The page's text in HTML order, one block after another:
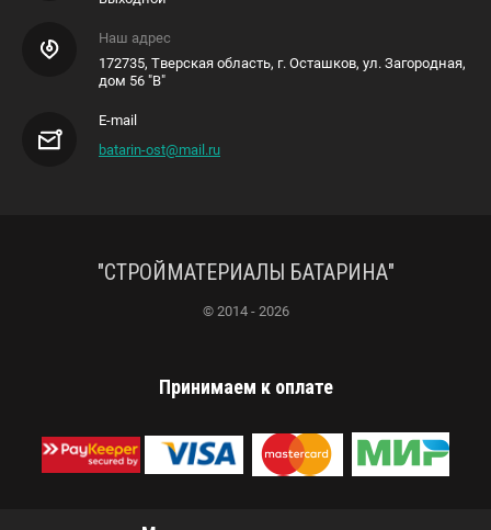
Наш адрес
172735, Тверская область, г. Осташков, ул. Загородная,
дом 56 "В"
E-mail
batarin-ost@mail.ru
"СТРОЙМАТЕРИАЛЫ БАТАРИНА"
© 2014 - 2026
Принимаем к оплате